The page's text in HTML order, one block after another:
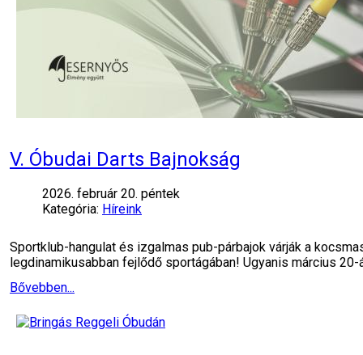
V. Óbudai Darts Bajnokság
2026. február 20. péntek
Kategória: Híreink
Sportklub-hangulat és izgalmas pub-párbajok várják a
legdinamikusabban fejlődő sportágában! Ugyanis március 20-
Bővebben...